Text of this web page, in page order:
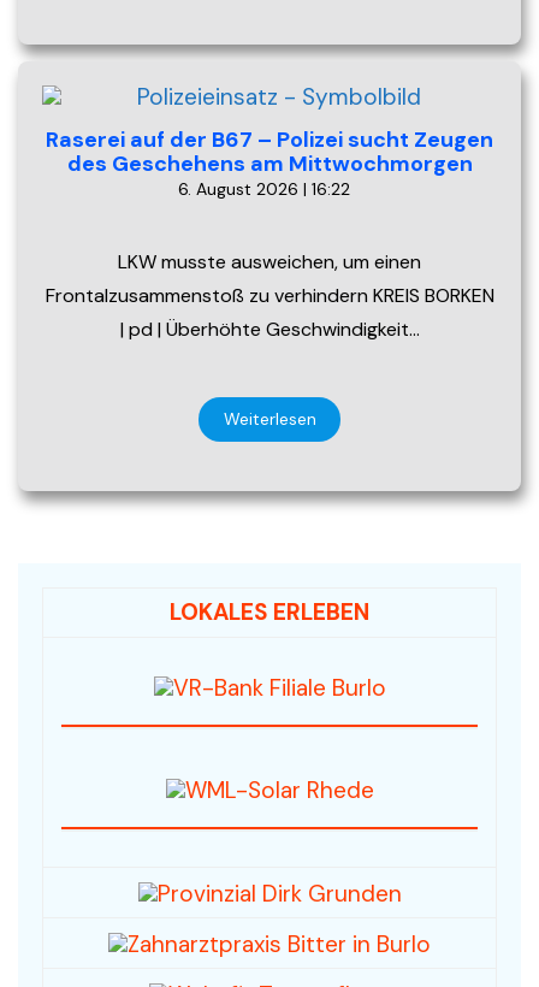
Raserei auf der B67 – Polizei sucht Zeugen
des Geschehens am Mittwochmorgen
6. August 2026 | 16:22
LKW musste ausweichen, um einen
Frontalzusammenstoß zu verhindern KREIS BORKEN
| pd | Überhöhte Geschwindigkeit…
Weiterlesen
LOKALES ERLEBEN